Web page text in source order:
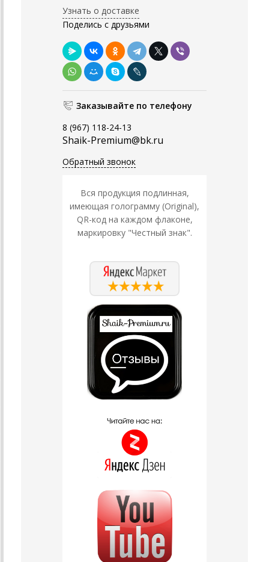
Узнать о доставке
Поделись с друзьями
Заказывайте по телефону
8 (967) 118-24-13
Shaik-Premium@bk.ru
Обратный звонок
Вся продукция подлинная,
имеющая голограмму (Original),
QR-код на каждом флаконе,
маркировку "Честный знак".